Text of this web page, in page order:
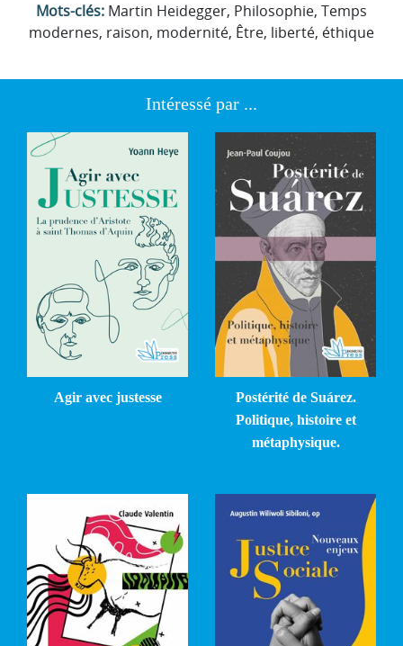
Mots-clés: Martin Heidegger, Philosophie, Temps
modernes, raison, modernité, Être, liberté, éthique
Intéressé par ...
Agir avec justesse
Postérité de Suárez.
Politique, histoire et
métaphysique.